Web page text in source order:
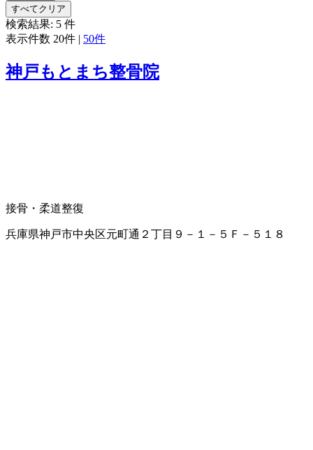
すべてクリア
検索結果: 5 件
表示件数 20件 | 50件
神戸もとまち整骨院
接骨・柔道整復
兵庫県神戸市中央区元町通２丁目９－１－５Ｆ－５１８